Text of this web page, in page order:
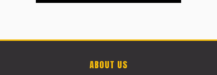
ABOUT US